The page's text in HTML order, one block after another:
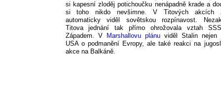
si kapesní zloděj potichoučku nenápadně krade a
si toho nikdo nevšimne. V Titových akcích
automaticky viděl sovětskou rozpínavost.
Titova jednání tak přímo ohrožovala vztah
Západem. V
Marshallovu plánuviděl Stalin nejen
USA o podmanění Evropy, ale také reakci na
akce na Balkáně.